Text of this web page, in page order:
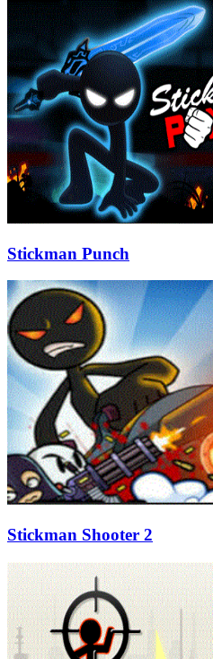
Stickman Punch
Stickman Shooter 2